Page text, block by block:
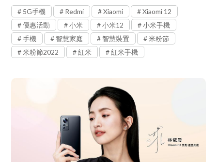
5G手機 Redmi Xiaomi
Xiaomi 12
優惠活動
小米 小米12
小米手機
手機
智慧家庭 智慧裝置
米粉節
米粉節2022
紅米 紅米手機